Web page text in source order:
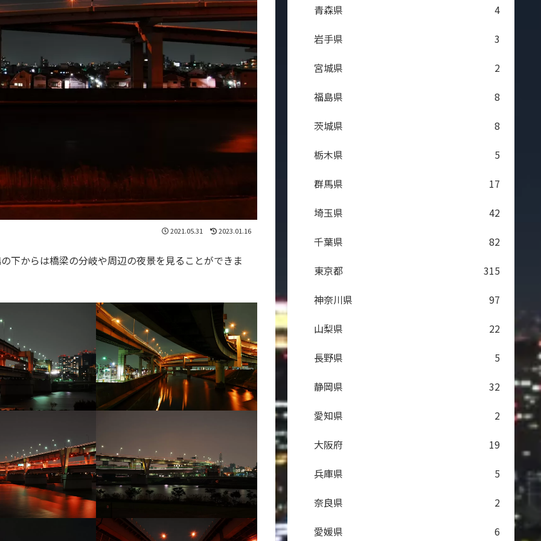
2021.05.31 2023.01.16
下からは橋梁の分岐や周辺の夜景を見ることができま
青森県
4
岩手県
3
宮城県
2
福島県
8
茨城県
8
栃木県
5
群馬県
17
埼玉県
42
千葉県
82
東京都
315
神奈川県
97
山梨県
22
長野県
5
静岡県
32
愛知県
2
大阪府
19
兵庫県
5
奈良県
2
愛媛県
6